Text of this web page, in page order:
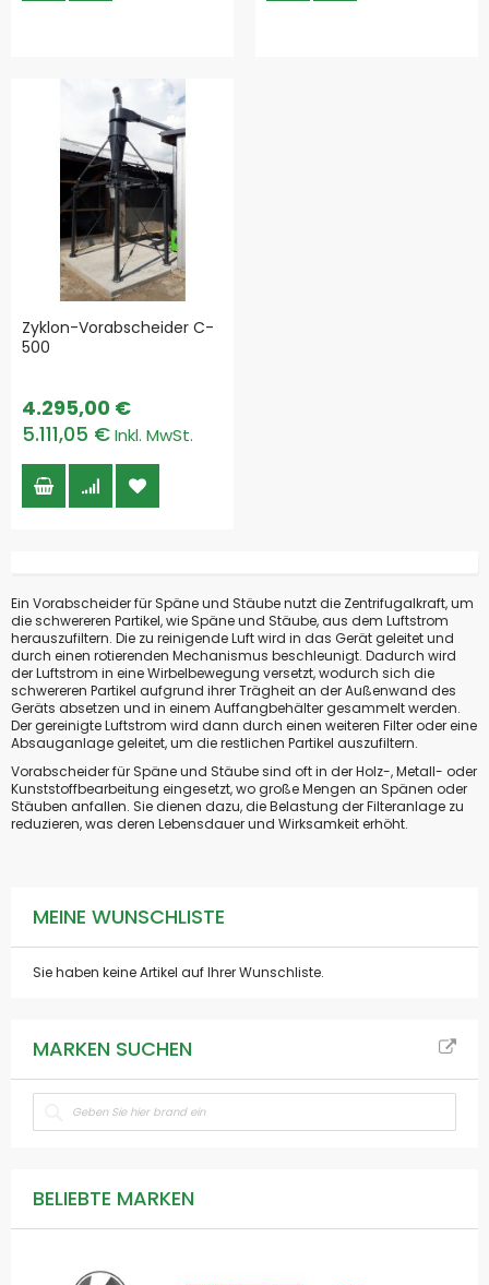
Zyklon-Vorabscheider C-
500
5.111,05 €
4.295,00 €
Ein Vorabscheider für Späne und Stäube nutzt die Zentrifugalkraft, um
die schwereren Partikel, wie Späne und Stäube, aus dem Luftstrom
herauszufiltern. Die zu reinigende Luft wird in das Gerät geleitet und
durch einen rotierenden Mechanismus beschleunigt. Dadurch wird
der Luftstrom in eine Wirbelbewegung versetzt, wodurch sich die
schwereren Partikel aufgrund ihrer Trägheit an der Außenwand des
Geräts absetzen und in einem Auffangbehälter gesammelt werden.
Der gereinigte Luftstrom wird dann durch einen weiteren Filter oder eine
Absauganlage geleitet, um die restlichen Partikel auszufiltern.
Vorabscheider für Späne und Stäube sind oft in der Holz-, Metall- oder
Kunststoffbearbeitung eingesetzt, wo große Mengen an Spänen oder
Stäuben anfallen. Sie dienen dazu, die Belastung der Filteranlage zu
reduzieren, was deren Lebensdauer und Wirksamkeit erhöht.
MEINE WUNSCHLISTE
Sie haben keine Artikel auf Ihrer Wunschliste.
MARKEN SUCHEN
BELIEBTE MARKEN